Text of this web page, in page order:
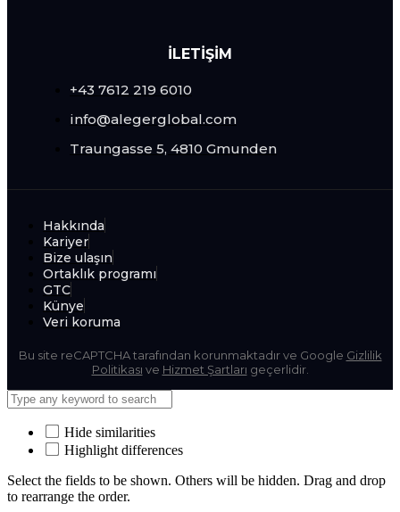
İLETİŞİM
+43 7612 219 6010
info@alegerglobal.com
Traungasse 5, 4810 Gmunden
Hakkında
Kariyer
Bize ulaşın
Ortaklık programı
GTC
Künye
Veri koruma
Bu site reCAPTCHA tarafından korunmaktadır ve Google Gizlilik
Politikası ve Hizmet Şartları geçerlidir.
Hide similarities
Highlight differences
Select the fields to be shown. Others will be hidden. Drag and drop
to rearrange the order.